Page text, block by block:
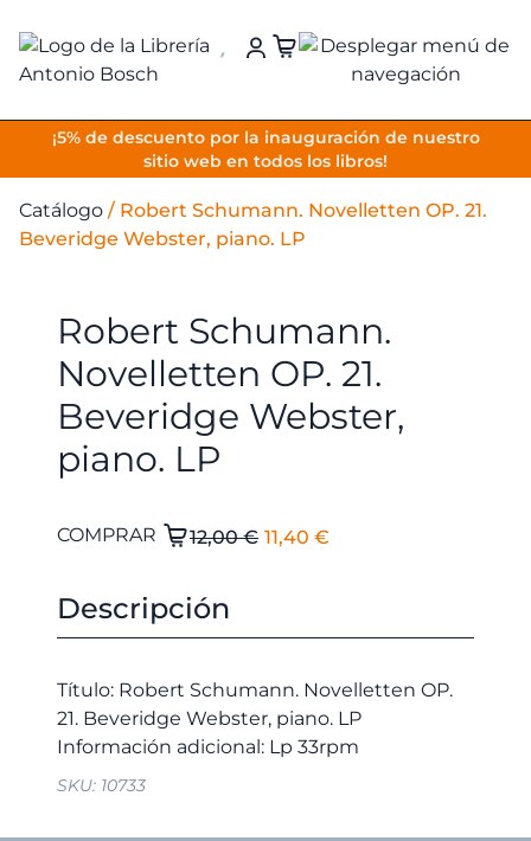
¡5% de descuento por la inauguración de nuestro
sitio web en todos los libros!
VOLVER
Catálogo / Robert Schumann. Novelletten OP. 21.
Beveridge Webster, piano. LP
Robert Schumann.
Novelletten OP. 21.
Beveridge Webster,
piano. LP
12,00€ El
era:
11,40 €
es:
Robert
OP.
Webster,
piano.
LP
cantidad
COMPRAR
Descripción
Título: Robert Schumann. Novelletten OP.
21. Beveridge Webster, piano. LP
SKU: 10733